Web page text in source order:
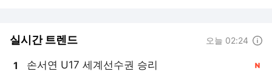
실시간 트렌드 오늘 02:24
1 손서연 U17 세계선수권 승리